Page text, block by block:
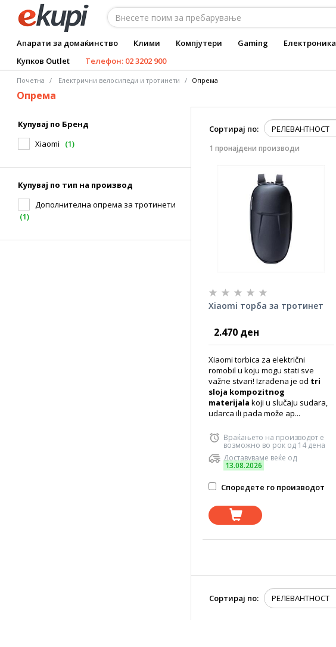
Апарати за домаќинство Клими Компјутери Gaming Електроника
Купков Outlet
Телефон: 02 3202 900
Почетна Електрични велосипеди и тротинети Опрема
Опрема
Купувај по Бренд
Xiaomi
(1)
Купувај по тип на производ
Дополнителна опрема за тротинети
(1)
Сортирај по:
1 пронајдени производи
Xiaomi торба за тротинет
2.470 ден
Xiaomi torbica za električni
romobil u koju mogu stati sve
važne stvari! Izrađena je od tri
sloja kompozitnog
materijala koji u slučaju sudara,
udarca ili pada može ap...
Враќањето на производот е
возможно во рок од 14 дена
Доставуваме веќе од
13.08.2026
Споредете го производот
Сортирај по: